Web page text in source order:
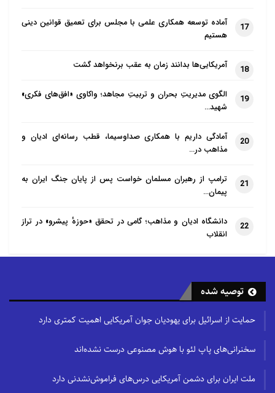
17
آماده توسعه همکاری علمی با مجلس برای تعمیق قوانین دینی
هستیم
18 آمریکایی‌ها بدانند زمان به عقب برنخواهد گشت
19
الگوی مدیریتِ بحران و تربیتِ مجاهد؛ واکاوی «افق‌های فکری»
شهید…
20
آمادگی داریم با همکاری صداوسیما، قطب رسانه‌ای ادیان و
مذاهب در…
21
ترامپ از رهبران مسلمان خواست پس از پایان جنگ ایران به
پیمان…
22
دانشگاه ادیان و مذاهب؛ گامی در تحقق «حوزهٔ پیشرو» در تراز
انقلاب
توصیه شده
حمایت از اسرائیل برای یهودیان جوان آمریکایی اهمیت کمتری دارد
سخنرانی‌های پاپ لئو با هوش مصنوعی درست نشده‌اند
ملت ایران برای دشمن آمریکایی درس‌های فراموش‌نشدنی دارد